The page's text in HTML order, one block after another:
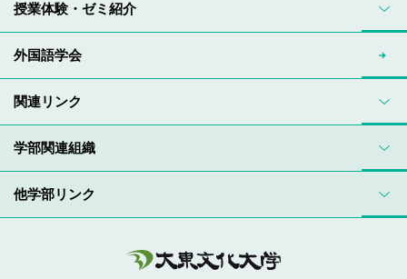
学部関連組織
他学部リンク
授業体験・ゼミ紹介
外国語学会
関連リンク